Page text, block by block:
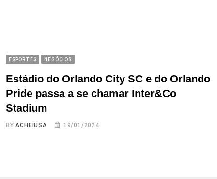
ESPORTES NEGÓCIOS
Estádio do Orlando City SC e do Orlando
Pride passa a se chamar Inter&Co
Stadium
BYACHEIUSA 19/01/2024